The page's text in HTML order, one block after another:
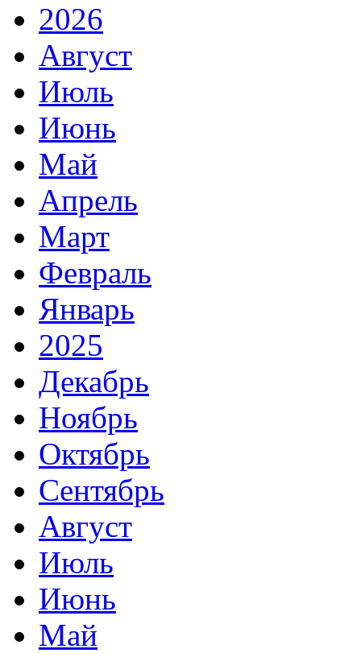
2026
Август
Июль
Июнь
Май
Апрель
Март
Февраль
Январь
2025
Декабрь
Ноябрь
Октябрь
Сентябрь
Август
Июль
Июнь
Май